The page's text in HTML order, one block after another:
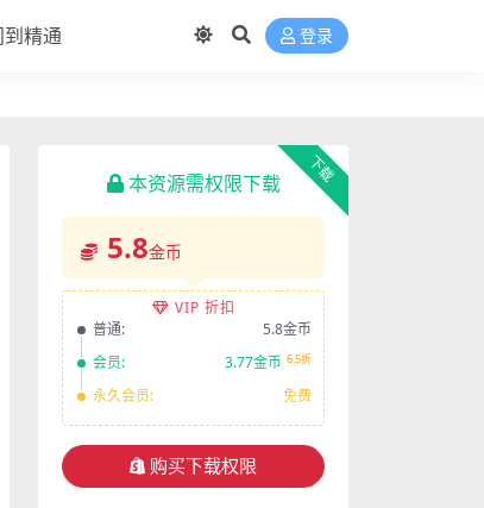
精通 登录
下载
本资源需权限下载
5.8金币
VIP 折扣
普通:
5.8金币
会员:
3.77金币 6.5折
永久会员: 免费
购买下载权限